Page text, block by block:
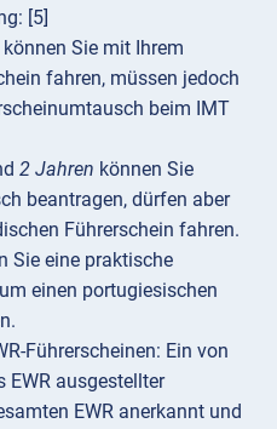
[5]
können Sie mit Ihrem
fahren, müssen jedoch
beim IMT
2 Jahren können Sie
beantragen, dürfen aber
Führerschein fahren.
Sie eine praktische
einen portugiesischen
Führerscheinen: Ein von
ausgestellter
EWR anerkannt und